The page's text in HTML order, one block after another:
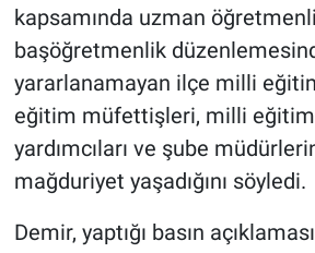
kapsamında uzman
başöğretmenlik
yararlanamayan ilçe milli
eğitim müfettişleri, milli
yardımcıları ve şube
mağduriyet yaşadığını söyledi.
Demir, yaptığı basın
Yerel
Magazin
Bilim ve Teknoloji